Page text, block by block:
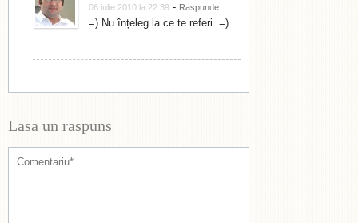
06 iulie 2010 la 22:39 - Raspunde
=) Nu înțeleg la ce te referi. =)
Lasa un raspuns